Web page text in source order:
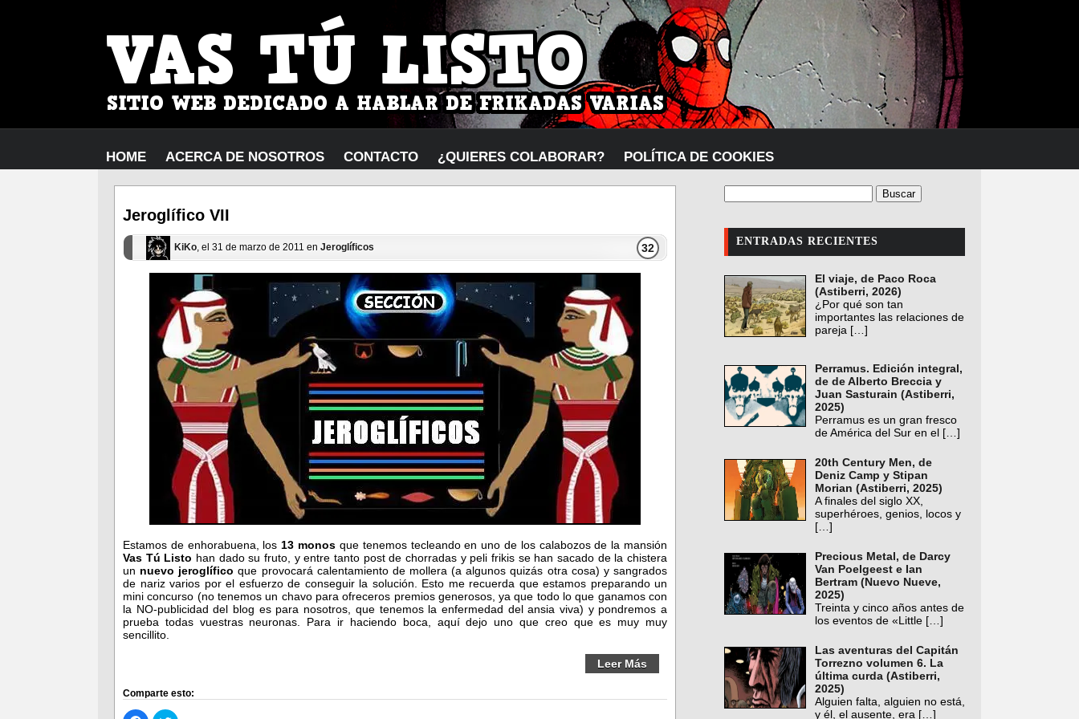
HOME ACERCA DE NOSOTROS CONTACTO ¿QUIERES COLABORAR? POLÍTICA DE COOKIES
Jeroglífico VII
KiKo, el 31 de marzo de 2011 en Jeroglíficos 32
Estamos de enhorabuena, los13 monos que tenemos tecleando en uno de los calabozos de la mansión
Vas Tú Listo han dado su fruto, y entre tanto post de chorradas y peli frikis se han sacado de la chistera
un nuevo jeroglífico que provocará calentamiento de mollera (a algunos quizás otra cosa) y sangrados
de nariz varios por el esfuerzo de conseguir la solución. Esto me recuerda que estamos preparando un
mini concurso (no tenemos un chavo para ofreceros premios generosos, ya que todo lo que ganamos con
la NO-publicidad del blog es para nosotros, que tenemos la enfermedad del ansia viva) y pondremos a
prueba todas vuestras neuronas. Para ir haciendo boca, aquí dejo uno que creo que es muy muy
sencillito.
Leer Más
Comparte esto:
ENTRADAS RECIENTES
El viaje, de Paco Roca
(Astiberri, 2026)
¿Por qué son tan
importantes las relaciones de
pareja […]
Perramus. Edición integral,
de de Alberto Breccia y
Juan Sasturain (Astiberri,
2025)
Perramus es un gran fresco
de América del Sur en el […]
20th Century Men, de
Deniz Camp y Stipan
Morian (Astiberri, 2025)
A finales del siglo XX,
superhéroes, genios, locos y
[…]
Precious Metal, de Darcy
Van Poelgeest e Ian
Bertram (Nuevo Nueve,
2025)
Treinta y cinco años antes de
los eventos de «Little […]
Las aventuras del Capitán
Torrezno volumen 6. La
última curda (Astiberri,
2025)
Alguien falta, alguien no está,
y él, el ausente, era […]